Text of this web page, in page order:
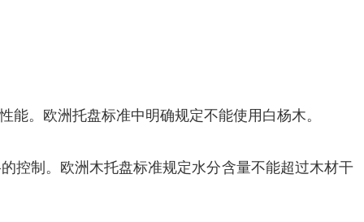
。欧洲托盘标准中明确规定不能使用白杨木。
控制。欧洲木托盘标准规定水分含量不能超过木材干